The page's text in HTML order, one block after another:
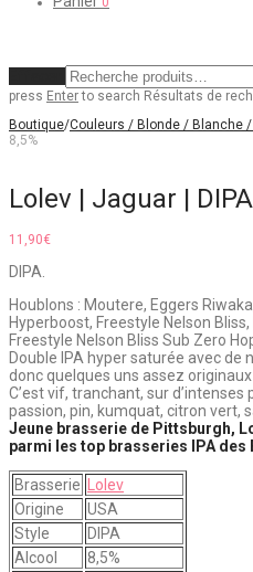
press Enterto search Résultats de
Boutique/Couleurs / Blonde / Blanche
8,5%
Lolev | Jaguar |
11,90€
DIPA.
Houblons : Moutere, Eggers
Hyperboost, Freestyle Nelson
Freestyle Nelson Bliss Sub Zero
Double IPA hyper saturée avec
donc quelques uns assez originaux
C’est vif, tranchant, sur
passion, pin, kumquat, citron vert,
Jeune brasserie de Pittsburgh,
parmi les top brasseries IPA des
Brasserie
Lolev
Origine
USA
Style
DIPA
Alcool
8,5%